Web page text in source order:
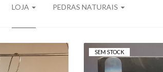
LOJA PEDRAS NATURAIS
SEM STOCK